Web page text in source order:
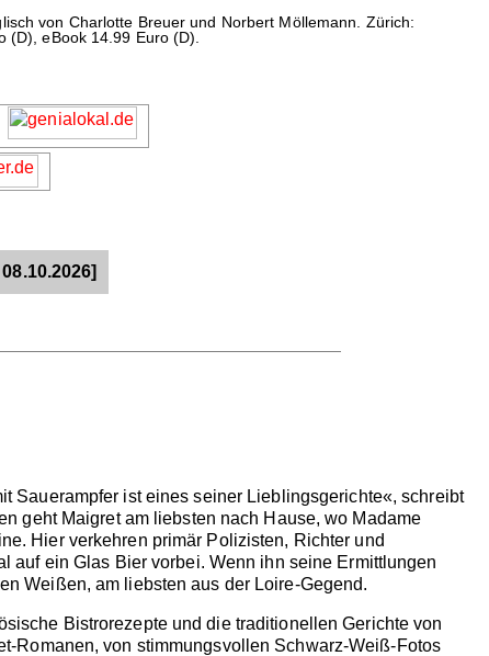
von Charlotte Breuer und Norbert Möllemann. Zürich:
(D), eBook 14.99 Euro (D).
Sauerampfer ist eines seiner Lieblingsgerichte«, schreibt
geht Maigret am liebsten nach Hause, wo Madame
Hier verkehren primär Polizisten, Richter und
auf ein Glas Bier vorbei. Wenn ihn seine Ermittlungen
Weißen, am liebsten aus der Loire-Gegend.
Bistrorezepte und die traditionellen Gerichte von
Romanen, von stimmungsvollen Schwarz-Weiß-Fotos